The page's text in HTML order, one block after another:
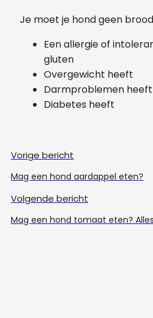
Je moet je hond geen
Een allergie of
gluten
Overgewicht heeft
Darmproblemen heeft
Diabetes heeft
Vorige bericht
Mag een hond aardappel eten?
Volgende bericht
Mag een hond tomaat eten?